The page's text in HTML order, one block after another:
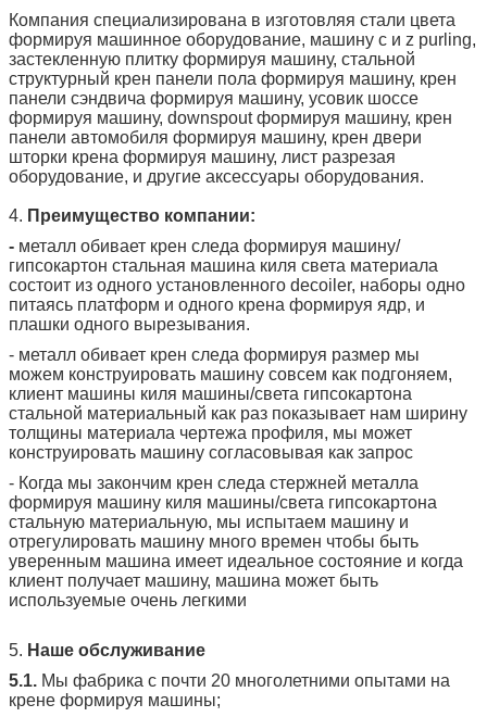
Компания специализирована в изготовляя стали цвета
формируя машинное оборудование, машину c и z purling,
застекленную плитку формируя машину, стальной
структурный крен панели пола формируя машину, крен
панели сэндвича формируя машину, усовик шоссе
формируя машину, downspout формируя машину, крен
панели автомобиля формируя машину, крен двери
шторки крена формируя машину, лист разрезая
оборудование, и другие аксессуары оборудования.
4. Преимущество компании:
- металл обивает крен следа формируя машину/
гипсокартон стальная машина киля света материала
состоит из одного установленного decoiler, наборы одно
питаясь платформ и одного крена формируя ядр, и
плашки одного вырезывания.
- металл обивает крен следа формируя размер мы
можем конструировать машину совсем как подгоняем,
клиент машины киля машины/света гипсокартона
стальной материальный как раз показывает нам ширину
толщины материала чертежа профиля, мы может
конструировать машину согласовывая как запрос
- Когда мы закончим крен следа стержней металла
формируя машину киля машины/света гипсокартона
стальную материальную, мы испытаем машину и
отрегулировать машину много времен чтобы быть
уверенным машина имеет идеальное состояние и когда
клиент получает машину, машина может быть
используемые очень легкими
5. Наше обслуживание
5.1. Мы фабрика с почти 20 многолетними опытами на
крене формируя машины;